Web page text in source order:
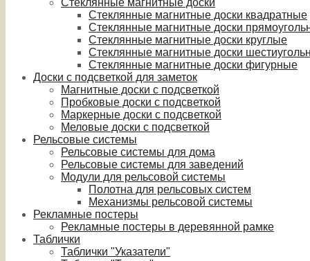
Стеклянные магнитные доски
Стеклянные магнитные доски квадратные
Стеклянные магнитные доски
Стеклянные магнитные доски круглые
Стеклянные магнитные доски
Стеклянные магнитные доски фигурные
Доски с подсветкой для заметок
Магнитные доски с подсветкой
Пробковые доски с подсветкой
Маркерные доски с подсветкой
Меловые доски с подсветкой
Рельсовые системы
Рельсовые системы для дома
Рельсовые системы для заведений
Модули для рельсовой системы
Полотна для рельсовых систем
Механизмы рельсовой системы
Рекламные постеры
Рекламные постеры в деревянной рамке
Таблички
Таблички "Указатели"